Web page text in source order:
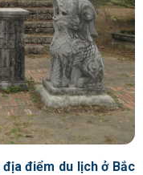
địa điểm du lịch ở Bắc